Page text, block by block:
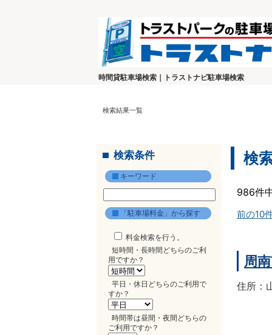
時間貸駐車場検索｜トラストナビ駐車場検索
検索結果一覧
検索条件
キーワード
「駐車場料金」から探す
料金検索を行う。
短時間・長時間どちらのご利
用ですか？
平日・休日どちらのご利用で
すか？
時間帯は昼間・夜間どちらの
ご利用ですか？
検
986件
前の10
周
住所：